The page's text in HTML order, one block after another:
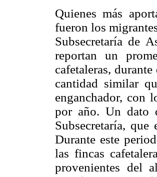
Quienes más
fueron los
Subsecretaría de
reportan un
cafetaleras,
cantidad similar
enganchador, con
por año. Un dato
Subsecretaría,
Durante este
las fincas
provenientes del